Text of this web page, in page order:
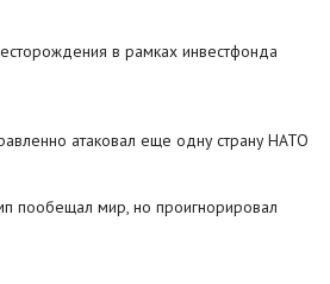
в рамках инвестфонда
атаковал еще одну страну НАТО
пообещал мир, но проигнорировал